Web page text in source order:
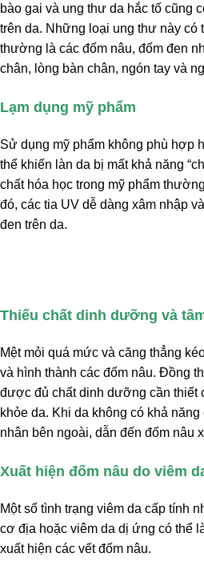
bào gai và ung thư da hắc tố cũng
trên da. Những loại ung thư này có
thường là các đốm nâu, đốm đen
chân, lòng bàn chân, ngón tay và
Lạm dụng mỹ phẩm
Sử dụng mỹ phẩm không phù hợp
thể khiến làn da bị mất khả năng
chất hóa học trong mỹ phẩm
đó, các tia UV dễ dàng xâm nhập
đen trên da.
Thiếu chất dinh dưỡng và
Mệt mỏi quá mức và căng thẳng
và hình thành các đốm nâu. Đồng
được đủ chất dinh dưỡng cần thiết
khỏe da. Khi da không có khả
nhân bên ngoài, dẫn đến đốm nâu
Xuất hiện đốm nâu do viêm
Một số tình trạng viêm da cấp tính
cơ địa hoặc viêm da dị ứng có thể
xuất hiện các vết đốm nâu.